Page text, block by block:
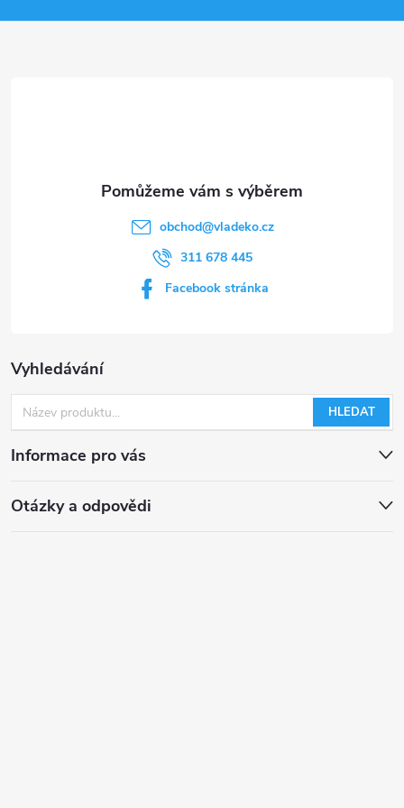
a
Vyhledávání
HLEDAT
Informace pro vás
Otázky a odpovědi
obchod@vladeko.cz
311 678 445
Facebook stránka